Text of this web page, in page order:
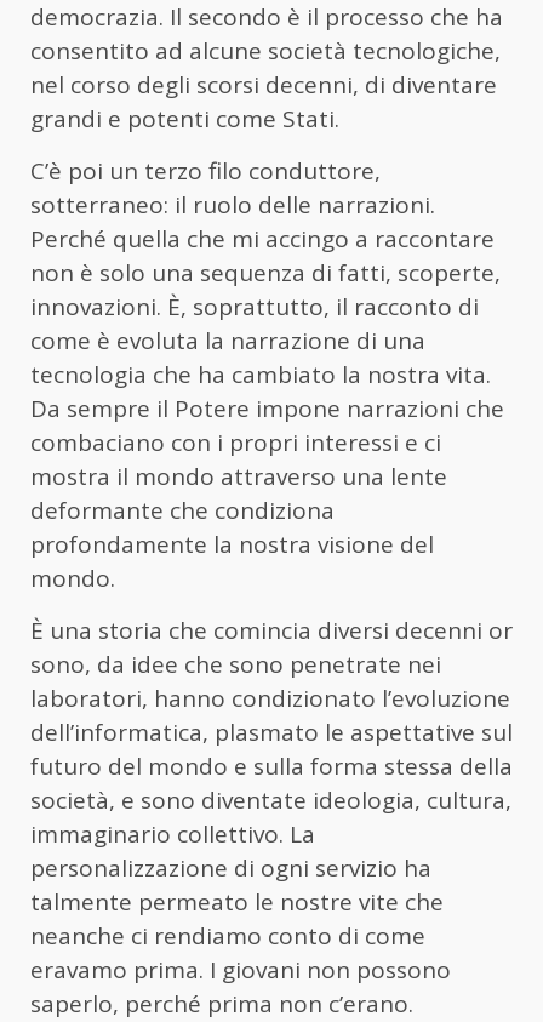
democrazia. Il secondo è il processo che ha
consentito ad alcune società tecnologiche,
nel corso degli scorsi decenni, di diventare
grandi e potenti come Stati.
C’è poi un terzo filo conduttore,
sotterraneo: il ruolo delle narrazioni.
Perché quella che mi accingo a raccontare
non è solo una sequenza di fatti, scoperte,
innovazioni. È, soprattutto, il racconto di
come è evoluta la narrazione di una
tecnologia che ha cambiato la nostra vita.
Da sempre il Potere impone narrazioni che
combaciano con i propri interessi e ci
mostra il mondo attraverso una lente
deformante che condiziona
profondamente la nostra visione del
mondo.
È una storia che comincia diversi decenni or
sono, da idee che sono penetrate nei
laboratori, hanno condizionato l’evoluzione
dell’informatica, plasmato le aspettative sul
futuro del mondo e sulla forma stessa della
società, e sono diventate ideologia, cultura,
immaginario collettivo. La
personalizzazione di ogni servizio ha
talmente permeato le nostre vite che
neanche ci rendiamo conto di come
eravamo prima. I giovani non possono
saperlo, perché prima non c’erano.